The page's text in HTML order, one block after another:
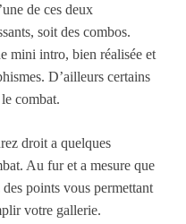
de ces deux
soit des combos.
mini intro, bien réalisée et
D’ailleurs certains
combat.
droit a quelques
Au fur et a mesure que
points vous permettant
votre gallerie.